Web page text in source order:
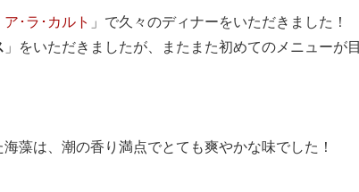
･ラ･カルト 」で久々のディナーをいただきました！
」をいただきましたが、またまた初めてのメニューが目
藻は、潮の香り満点でとても爽やかな味でした！